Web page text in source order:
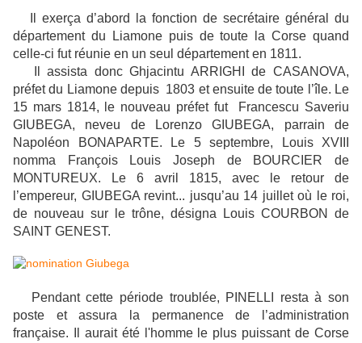
Il exerça d’abord la fonction de secrétaire général du
département du Liamone puis de toute la Corse quand
celle-ci fut réunie en un seul département en 1811.
Il assista donc Ghjacintu ARRIGHI de CASANOVA,
préfet du Liamone depuis 1803 et ensuite de toute l’île. Le
15 mars 1814, le nouveau préfet fut Francescu Saveriu
GIUBEGA, neveu de Lorenzo GIUBEGA, parrain de
Napoléon BONAPARTE. Le 5 septembre, Louis XVIII
nomma François Louis Joseph de BOURCIER de
MONTUREUX. Le 6 avril 1815, avec le retour de
l’empereur, GIUBEGA revint... jusqu’au 14 juillet où le roi,
de nouveau sur le trône, désigna Louis COURBON de
SAINT GENEST.
Pendant cette période troublée, PINELLI resta à son
poste et assura la permanence de l’administration
française. Il aurait été l'homme le plus puissant de Corse